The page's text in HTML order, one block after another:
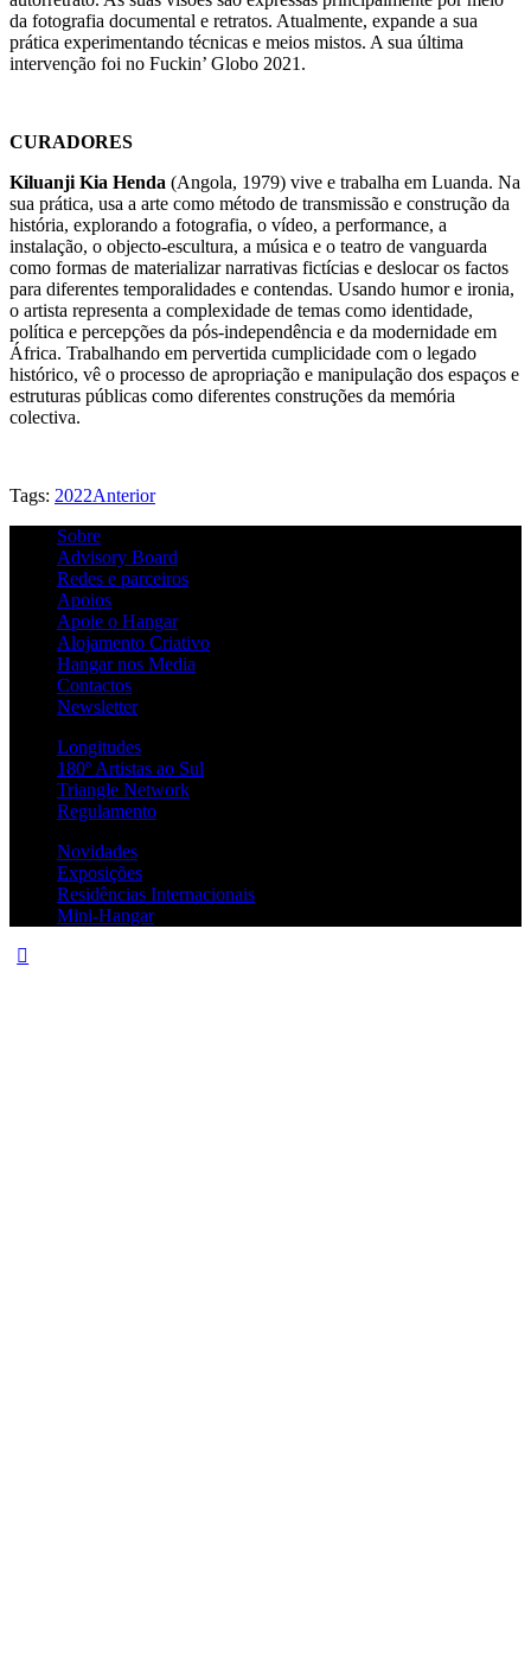
da fotografia documental e retratos. Atualmente, expande a sua
prática experimentando técnicas e meios mistos. A sua última
intervenção foi no Fuckin’ Globo 2021.
CURADORES
Kiluanji Kia Henda (Angola, 1979) vive e trabalha em Luanda. Na
sua prática, usa a arte como método de transmissão e construção da
história, explorando a fotografia, o vídeo, a performance, a
instalação, o objecto-escultura, a música e o teatro de vanguarda
como formas de materializar narrativas fictícias e deslocar os factos
para diferentes temporalidades e contendas. Usando humor e ironia,
o artista representa a complexidade de temas como identidade,
política e percepções da pós-independência e da modernidade em
África. Trabalhando em pervertida cumplicidade com o legado
histórico, vê o processo de apropriação e manipulação dos espaços e
estruturas públicas como diferentes construções da memória
colectiva.
Tags: 2022Anterior
Sobre
Advisory Board
Redes e parceiros
Apoios
Apoie o Hangar
Alojamento Criativo
Hangar nos Media
Contactos
Newsletter
Longitudes
180º Artistas ao Sul
Triangle Network
Regulamento
Novidades
Exposições
Residências Internacionais
Mini-Hangar